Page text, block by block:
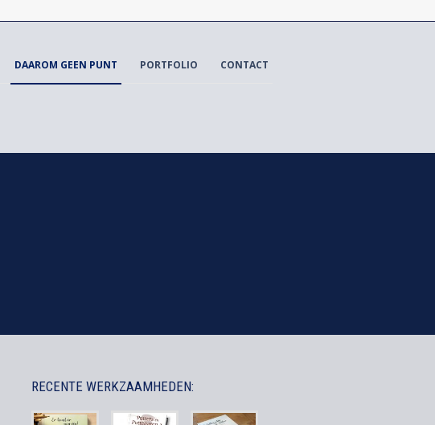
DAAROM GEEN PUNT PORTFOLIO CONTACT
RECENTE WERKZAAMHEDEN: